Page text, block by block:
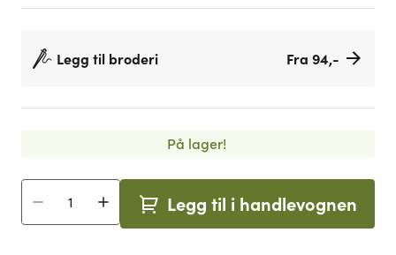
Legg til broderi Fra 94,-
På lager!
Antall Legg til i handlevognen